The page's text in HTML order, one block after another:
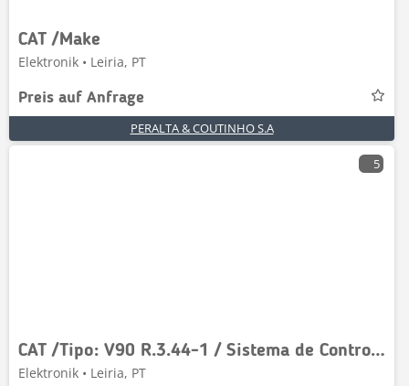
CAT /Make
Elektronik • Leiria, PT
Preis auf Anfrage
PERALTA & COUTINHO S.A
5
CAT /Tipo: V90 R.3.44-1 / Sistema de Controlo Mudança
Elektronik • Leiria, PT